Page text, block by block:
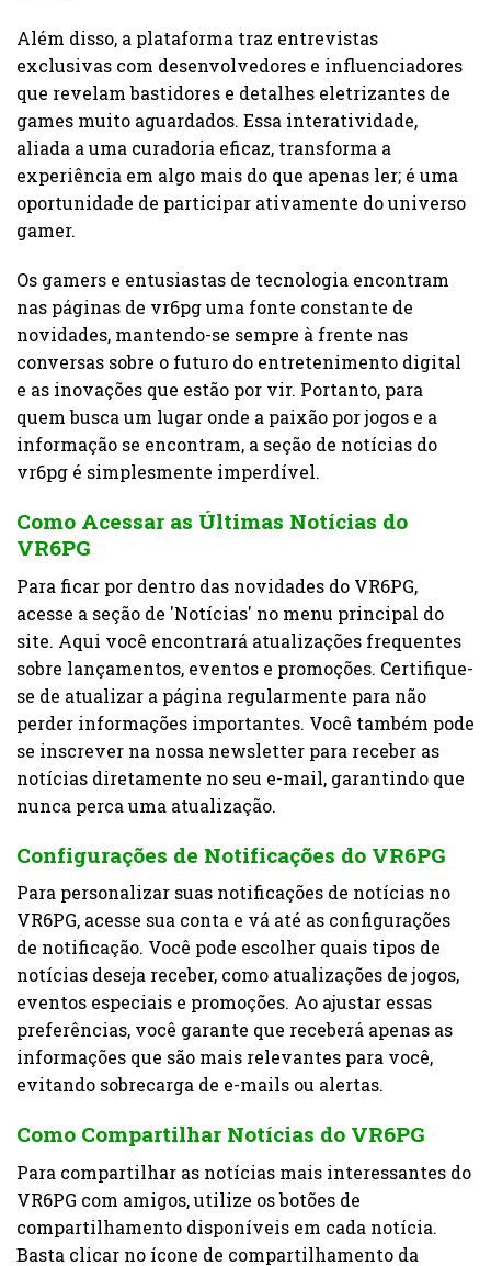
Além disso, a plataforma traz entrevistas
exclusivas com desenvolvedores e influenciadores
que revelam bastidores e detalhes eletrizantes de
games muito aguardados. Essa interatividade,
aliada a uma curadoria eficaz, transforma a
experiência em algo mais do que apenas ler; é uma
oportunidade de participar ativamente do universo
gamer.
Os gamers e entusiastas de tecnologia encontram
nas páginas de vr6pg uma fonte constante de
novidades, mantendo-se sempre à frente nas
conversas sobre o futuro do entretenimento digital
e as inovações que estão por vir. Portanto, para
quem busca um lugar onde a paixão por jogos e a
informação se encontram, a seção de notícias do
vr6pg é simplesmente imperdível.
Como Acessar as Últimas Notícias do
VR6PG
Para ficar por dentro das novidades do VR6PG,
acesse a seção de 'Notícias' no menu principal do
site. Aqui você encontrará atualizações frequentes
sobre lançamentos, eventos e promoções. Certifique-
se de atualizar a página regularmente para não
perder informações importantes. Você também pode
se inscrever na nossa newsletter para receber as
notícias diretamente no seu e-mail, garantindo que
nunca perca uma atualização.
Configurações de Notificações do VR6PG
Para personalizar suas notificações de notícias no
VR6PG, acesse sua conta e vá até as configurações
de notificação. Você pode escolher quais tipos de
notícias deseja receber, como atualizações de jogos,
eventos especiais e promoções. Ao ajustar essas
preferências, você garante que receberá apenas as
informações que são mais relevantes para você,
evitando sobrecarga de e-mails ou alertas.
Como Compartilhar Notícias do VR6PG
Para compartilhar as notícias mais interessantes do
VR6PG com amigos, utilize os botões de
compartilhamento disponíveis em cada notícia.
Basta clicar no ícone de compartilhamento da